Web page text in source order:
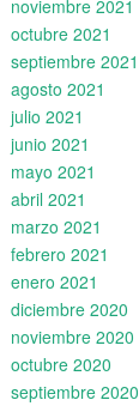
noviembre 2021
octubre 2021
septiembre 2021
agosto 2021
julio 2021
junio 2021
mayo 2021
abril 2021
marzo 2021
febrero 2021
enero 2021
diciembre 2020
noviembre 2020
octubre 2020
septiembre 2020